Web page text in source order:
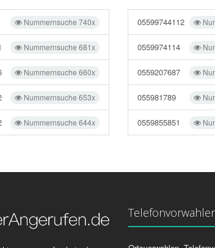
Nummernsuche 740x
Nummernsuche 681x
Nummernsuche 660x
Nummernsuche 653x
Nummernsuche 644x
05599744112
0559974114
0559207687
055981789
0559855851